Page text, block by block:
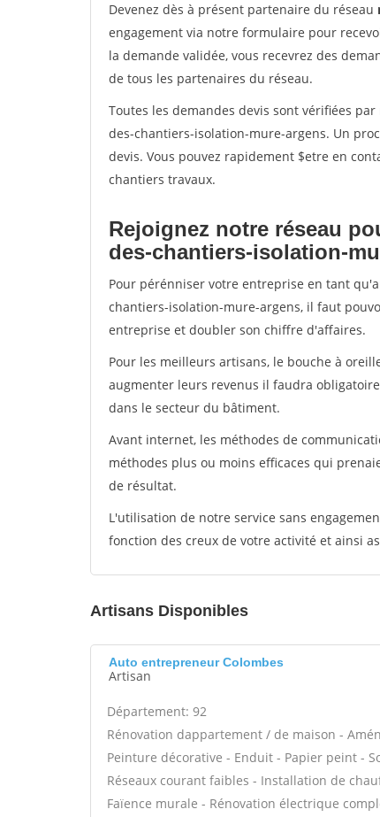
Devenez dès à présent partenaire du réseau
engagement via notre formulaire pour
la demande validée, vous recevrez des
de tous les partenaires du réseau.
Toutes les demandes devis sont vérifiées
des-chantiers-isolation-mure-argens. Un
devis. Vous pouvez rapidement $etre en
chantiers travaux.
Rejoignez notre réseau
des-chantiers-isolation-
Pour pérénniser votre entreprise en tant
chantiers-isolation-mure-argens, il faut
entreprise et doubler son chiffre d'affaires.
Pour les meilleurs artisans, le bouche à
augmenter leurs revenus il faudra
dans le secteur du bâtiment.
Avant internet, les méthodes de
méthodes plus ou moins efficaces qui
de résultat.
L'utilisation de notre service sans
fonction des creux de votre activité et ainsi
Artisans Disponibles
Auto entrepreneur Colombes
Artisan
Département: 92
Rénovation dappartement / de maison -
Peinture décorative - Enduit - Papier peint -
Réseaux courant faibles - Installation de
Faïence murale - Rénovation électrique